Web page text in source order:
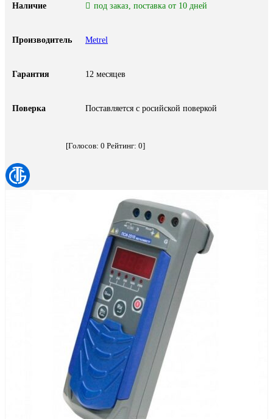
Наличие под заказ, поставка от 10 дней
Производитель Metrel
Гарантия 12 месяцев
Поверка Поставляется с росийской поверкой
[Голосов: 0 Рейтинг: 0]